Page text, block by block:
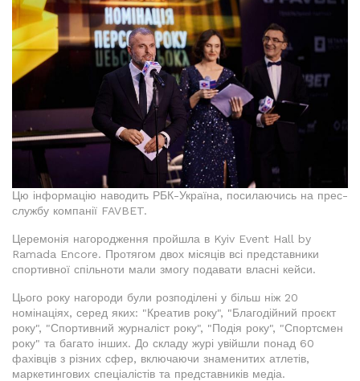
Цю інформацію наводить РБК-Україна, посилаючись на прес-
службу компанії FAVBET.
Церемонія нагородження пройшла в Kyiv Event Hall by
Ramada Encore. Протягом двох місяців всі представники
спортивної спільноти мали змогу подавати власні кейси.
Цього року нагороди були розподілені у більш ніж 20
номінаціях, серед яких: "Креатив року", "Благодійний проєкт
року", "Спортивний журналіст року", "Подія року", "Спортсмен
року" та багато інших. До складу журі увійшли понад 60
фахівців з різних сфер, включаючи знаменитих атлетів,
маркетингових спеціалістів та представників медіа.